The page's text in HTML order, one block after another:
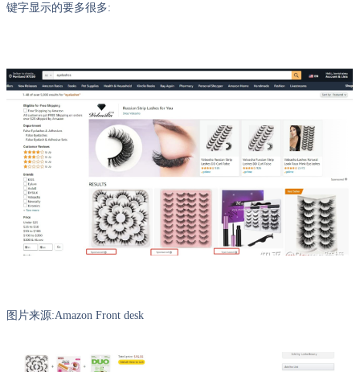
键字显示的要多很多:
图片来源:Amazon Front desk